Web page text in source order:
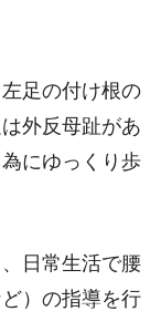
足の付け根の
外反母趾があ
にゆっくり歩
日常生活で腰
）の指導を行